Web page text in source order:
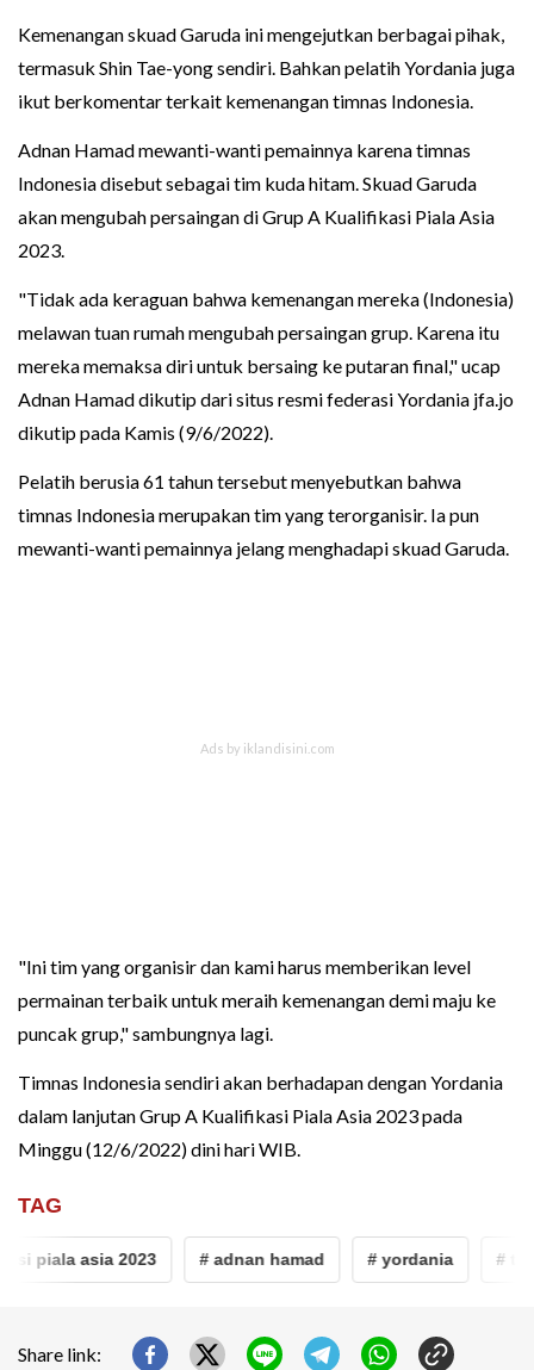
Kemenangan skuad Garuda ini mengejutkan berbagai pihak,
termasuk Shin Tae-yong sendiri. Bahkan pelatih Yordania juga
ikut berkomentar terkait kemenangan timnas Indonesia.
Adnan Hamad mewanti-wanti pemainnya karena timnas
Indonesia disebut sebagai tim kuda hitam. Skuad Garuda
akan mengubah persaingan di Grup A Kualifikasi Piala Asia
2023.
"Tidak ada keraguan bahwa kemenangan mereka (Indonesia)
melawan tuan rumah mengubah persaingan grup. Karena itu
mereka memaksa diri untuk bersaing ke putaran final," ucap
Adnan Hamad dikutip dari situs resmi federasi Yordania jfa.jo
dikutip pada Kamis (9/6/2022).
Pelatih berusia 61 tahun tersebut menyebutkan bahwa
timnas Indonesia merupakan tim yang terorganisir. Ia pun
mewanti-wanti pemainnya jelang menghadapi skuad Garuda.
"Ini tim yang organisir dan kami harus memberikan level
permainan terbaik untuk meraih kemenangan demi maju ke
puncak grup," sambungnya lagi.
Timnas Indonesia sendiri akan berhadapan dengan Yordania
dalam lanjutan Grup A Kualifikasi Piala Asia 2023 pada
Minggu (12/6/2022) dini hari WIB.
TAG
piala asia 2023 # adnan hamad # yordania #
Share link: